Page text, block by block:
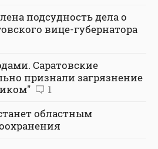
подсудность дела о
вице-губернатора
Саратовские
признали загрязнение
1
областным